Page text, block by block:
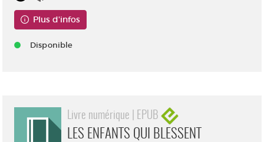
Plus d'infos
Disponible
Livre numérique | EPUB
LES ENFANTS QUI BLESSENT